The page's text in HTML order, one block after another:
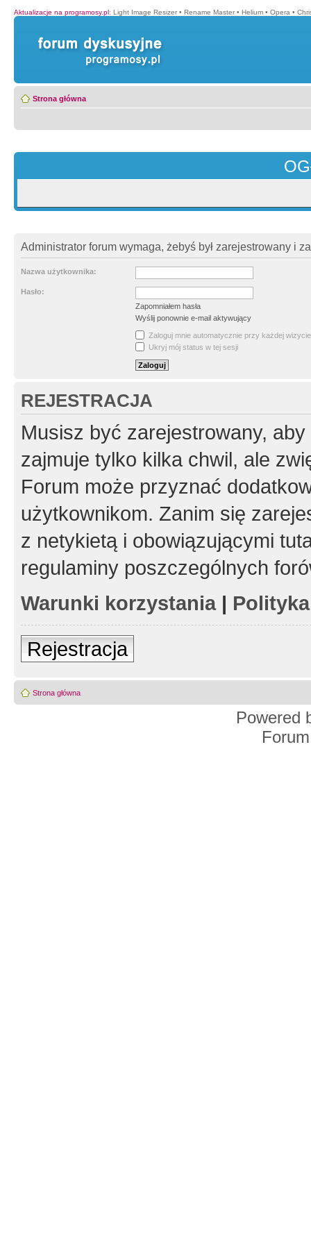
Aktualizacje na programosy.pl: Light Image Resizer • Rename Master • Helium • Opera •
Strona główna
Administrator forum wymaga, żebyś był zarejestrowany i
Nazwa użytkownika:
Hasło:
Zapomniałem hasła
Wyślij ponownie e-mail aktywujący
Zaloguj mnie automatycznie przy każdej wizycie
Ukryj mój status w tej sesji
REJESTRACJA
Musisz być zarejestrowany,
zajmuje tylko kilka chwil, ale
Forum może przyznać
użytkownikom. Zanim się
z netykietą i obowiązującymi
regulaminy poszczególnych
Warunki korzystania|
Rejestracja
Strona główna
Powered